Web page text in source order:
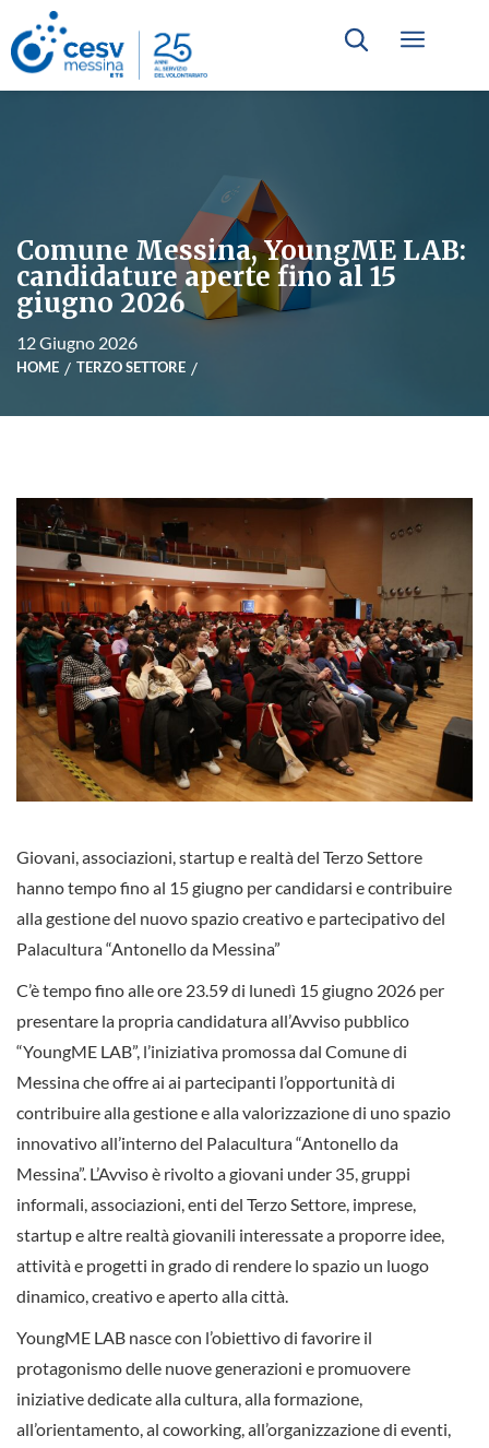
Comune Messina, YoungME LAB:
candidature aperte fino al 15
giugno 2026
12 Giugno 2026
HOME TERZO SETTORE
Giovani, associazioni, startup e realtà del Terzo Settore
hanno tempo fino al 15 giugno per candidarsi e contribuire
alla gestione del nuovo spazio creativo e partecipativo del
Palacultura “Antonello da Messina”
C’è tempo fino alle ore 23.59 di lunedì 15 giugno 2026 per
presentare la propria candidatura all’Avviso pubblico
“YoungME LAB”, l’iniziativa promossa dal Comune di
Messina che offre ai ai partecipanti l’opportunità di
contribuire alla gestione e alla valorizzazione di uno spazio
innovativo all’interno del Palacultura “Antonello da
Messina”. L’Avviso è rivolto a giovani under 35, gruppi
informali, associazioni, enti del Terzo Settore, imprese,
startup e altre realtà giovanili interessate a proporre idee,
attività e progetti in grado di rendere lo spazio un luogo
dinamico, creativo e aperto alla città.
YoungME LAB nasce con l’obiettivo di favorire il
protagonismo delle nuove generazioni e promuovere
iniziative dedicate alla cultura, alla formazione,
all’orientamento, al coworking, all’organizzazione di eventi,